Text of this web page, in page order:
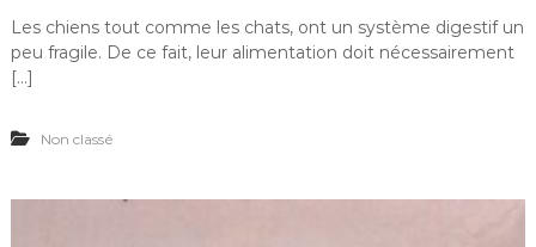
Les chiens tout comme les chats, ont un système digestif un
peu fragile. De ce fait, leur alimentation doit nécessairement
[…]
Non classé